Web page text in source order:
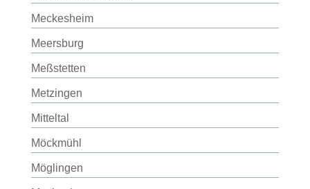
Meckesheim
Meersburg
Meßstetten
Metzingen
Mitteltal
Möckmühl
Möglingen